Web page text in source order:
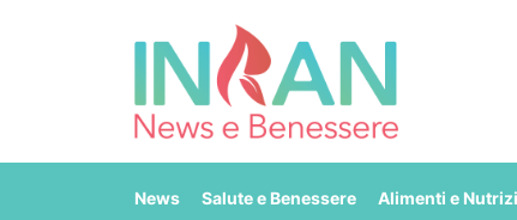
News Salute e Benessere Alimenti e